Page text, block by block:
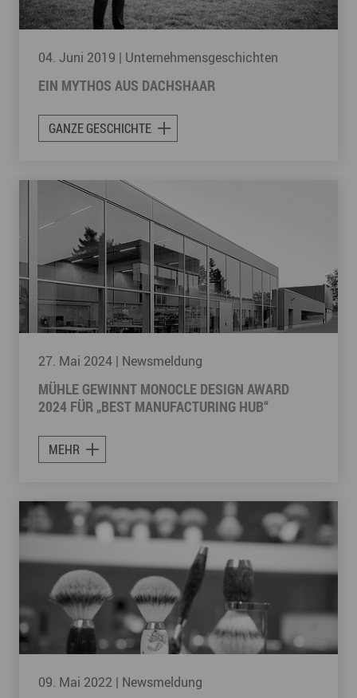
04. Juni 2019 | Unternehmensgeschichten
EIN MYTHOS AUS DACHSHAAR
GANZE GESCHICHTE
27. Mai 2024 | Newsmeldung
MÜHLE GEWINNT MONOCLE DESIGN AWARD
2024 FÜR „BEST MANUFACTURING HUB“
MEHR
09. Mai 2022 | Newsmeldung